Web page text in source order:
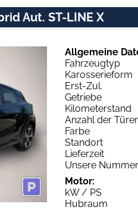
Aut. ST-LINE X
Allgemeine
Fahrzeugtyp
Karosserieform
Erst-Zul.
Getriebe
Kilometerstand
Anzahl der
Farbe
Standort
Lieferzeit
Unsere Nummer
Motor:
kW / PS
Hubraum